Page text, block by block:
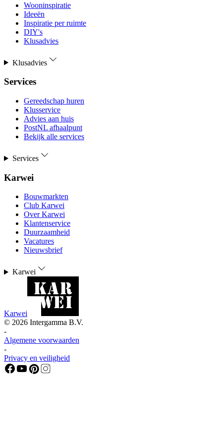
Wooninspiratie
Ideeën
Inspiratie per ruimte
DIY's
Klusadvies
Klusadvies
Services
Gereedschap huren
Klusservice
Advies aan huis
PostNL afhaalpunt
Bekijk alle services
Services
Karwei
Bouwmarkten
Club Karwei
Over Karwei
Klantenservice
Duurzaamheid
Vacatures
Nieuwsbrief
Karwei
Karwei
© 2026 Intergamma B.V.
-
Algemene voorwaarden
-
Privacy en veiligheid